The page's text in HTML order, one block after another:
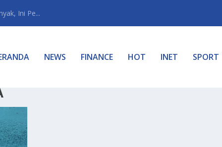
Ini Pe...
NEWS FINANCE HOT INET SPORT